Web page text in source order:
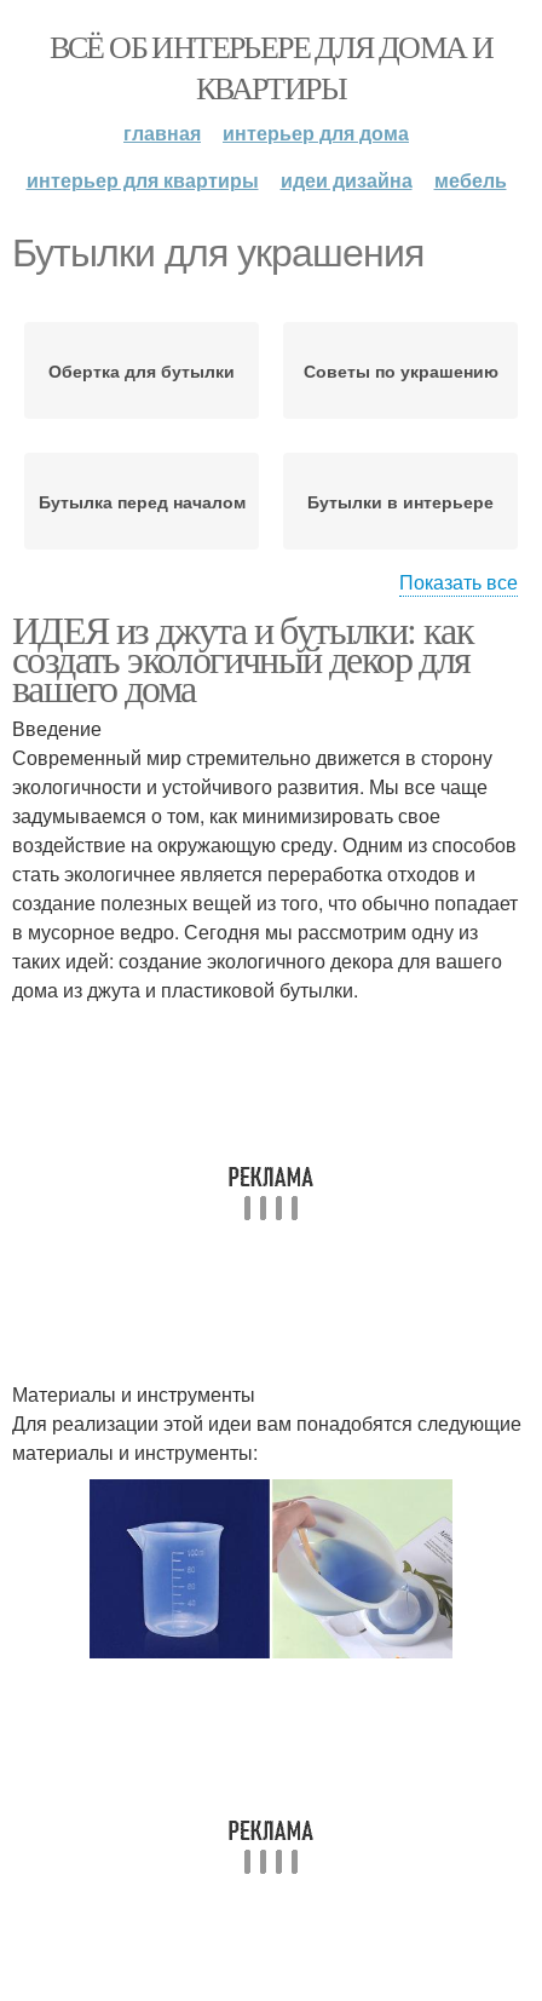
ВСЁ ОБ ИНТЕРЬЕРЕ ДЛЯ ДОМА И
КВАРТИРЫ
главная
интерьер для дома
интерьер для квартиры
идеи дизайна мебель
Бутылки для украшения
Обертка для бутылки Советы по украшению
Бутылка перед началом Бутылки в интерьере
Стеклянные бутылки
помещений
Пустые бутылки Винные бутылки
Инструкция для
украшения
Показать все
ИДЕЯ из джута и бутылки: как
создать экологичный декор для
вашего дома
Введение
Современный мир стремительно движется в сторону
экологичности и устойчивого развития. Мы все чаще
задумываемся о том, как минимизировать свое
воздействие на окружающую среду. Одним из способов
стать экологичнее является переработка отходов и
создание полезных вещей из того, что обычно попадает
в мусорное ведро. Сегодня мы рассмотрим одну из
таких идей: создание экологичного декора для вашего
дома из джута и пластиковой бутылки.
Материалы и инструменты
Для реализации этой идеи вам понадобятся следующие
материалы и инструменты: